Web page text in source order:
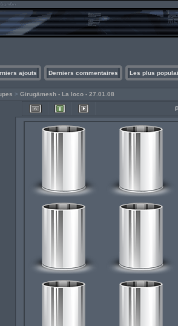
ajouts Derniers commentaires Les plus
> Girugämesh - La loco - 27.01.08